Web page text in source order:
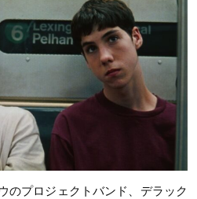
のプロジェクトバンド、デラック